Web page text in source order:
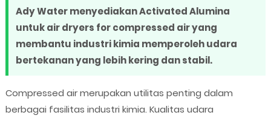
Ady Water menyediakan Activated Alumina
untuk air dryers for compressed air yang
membantu industri kimia memperoleh udara
bertekanan yang lebih kering dan stabil.
Compressed air merupakan utilitas penting dalam
berbagai fasilitas industri kimia. Kualitas udara